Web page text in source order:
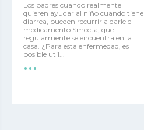
Los padres cuando realmente
quieren ayudar al niño cuando tiene
diarrea, pueden recurrir a darle el
medicamento Smecta, que
regularmente se encuentra en la
casa. ¿Para esta enfermedad, es
posible util...
...